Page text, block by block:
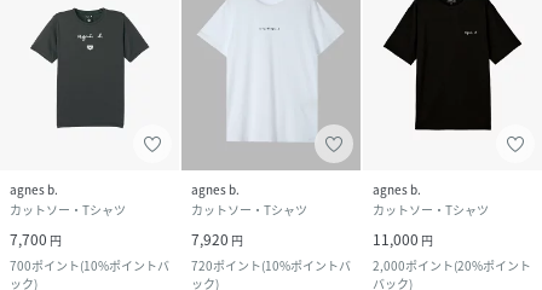
agnes b.
カットソー・Tシャツ
7,700 円
700ポイント(10%ポイントバ
ック)
agnes b.
カットソー・Tシャツ
7,920 円
720ポイント(10%ポイントバ
ック)
agnes b.
カットソー・Tシャツ
11,000 円
2,000ポイント(20%ポイント
バック)